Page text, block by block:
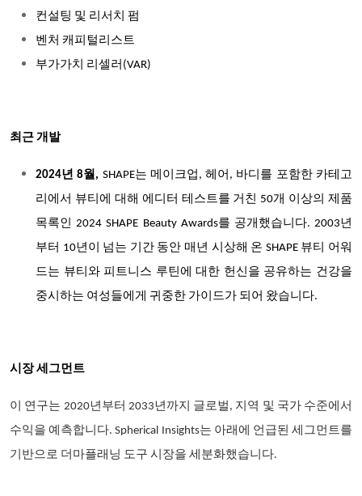
컨설팅 및 리서치 펌
벤처 캐피털리스트
부가가치 리셀러(VAR)
최근 개발
2024년 8월, SHAPE는 메이크업, 헤어, 바디를 포함한 카테고
리에서 뷰티에 대해 에디터 테스트를 거친 50개 이상의 제품
목록인 2024 SHAPE Beauty Awards를 공개했습니다. 2003년
부터 10년이 넘는 기간 동안 매년 시상해 온 SHAPE 뷰티 어워
드는 뷰티와 피트니스 루틴에 대한 헌신을 공유하는 건강을
중시하는 여성들에게 귀중한 가이드가 되어 왔습니다.
시장 세그먼트
이 연구는 2020년부터 2033년까지 글로벌, 지역 및 국가 수준에서
수익을 예측합니다. Spherical Insights는 아래에 언급된 세그먼트를
기반으로 더마플래닝 도구 시장을 세분화했습니다.